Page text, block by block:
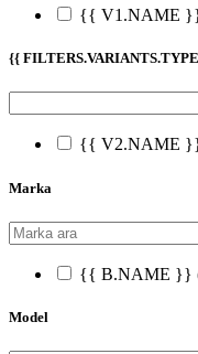
{{ V1.NAME
{{
{{ V2.NAME
Marka
{{ B.NAME }}
Model